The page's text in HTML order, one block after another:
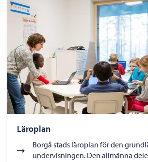
Läroplan
Borgå stads läroplan för den
undervisningen. Den allmänna